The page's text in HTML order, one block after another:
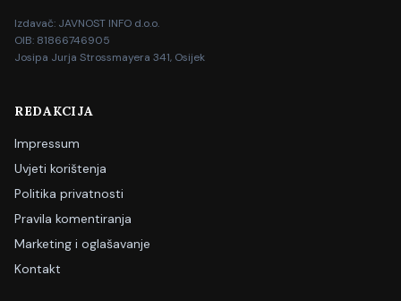
Izdavač: JAVNOST INFO d.o.o.
OIB: 81866746905
Josipa Jurja Strossmayera 341, Osijek
REDAKCIJA
Impressum
Uvjeti korištenja
Politika privatnosti
Pravila komentiranja
Marketing i oglašavanje
Kontakt